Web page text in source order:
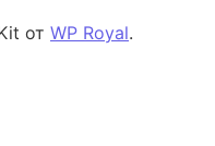
от WP Royal.